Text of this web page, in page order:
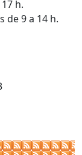
h.
de 9 a 14 h.